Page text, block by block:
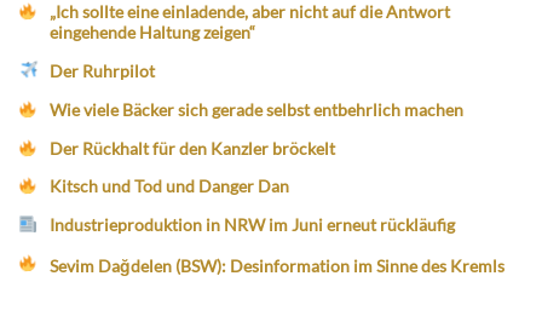
„Ich sollte eine einladende, aber nicht auf die Antwort
eingehende Haltung zeigen“
Der Ruhrpilot
Wie viele Bäcker sich gerade selbst entbehrlich machen
Der Rückhalt für den Kanzler bröckelt
Kitsch und Tod und Danger Dan
Industrieproduktion in NRW im Juni erneut rückläufig
Sevim Dağdelen (BSW): Desinformation im Sinne des Kremls